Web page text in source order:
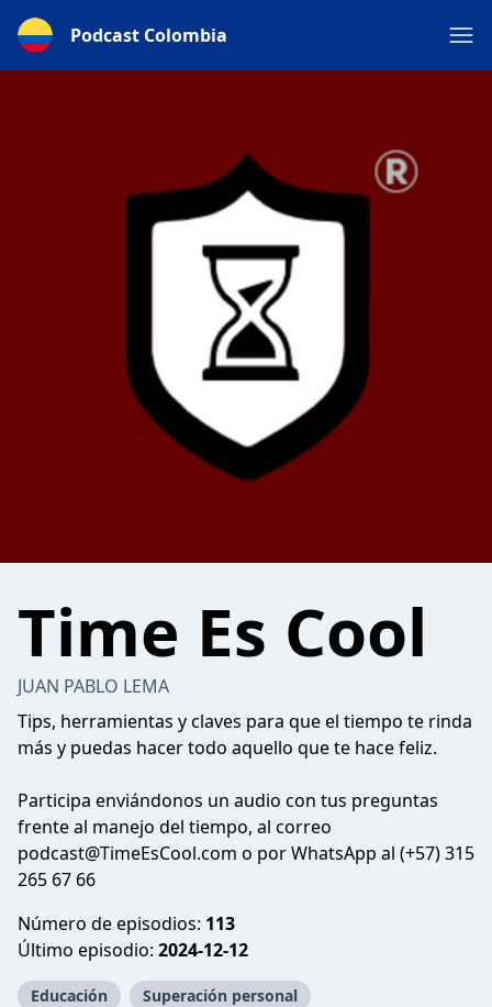
Podcast Colombia
Time Es Cool
JUAN PABLO LEMA
Tips, herramientas y claves para que el tiempo te rinda
más y puedas hacer todo aquello que te hace feliz.
Participa enviándonos un audio con tus preguntas
frente al manejo del tiempo, al correo
podcast@TimeEsCool.com o por WhatsApp al (+57) 315
265 67 66
Número de episodios: 113
Último episodio: 2024-12-12
Educación Superación personal